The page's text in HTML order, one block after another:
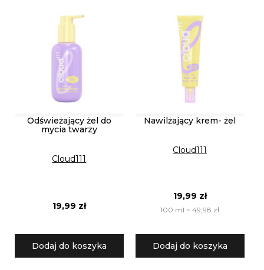
Odświeżający żel do
mycia twarzy
Cloud111
19,99 zł
Dodaj do koszyka
Nawilżający krem- żel
Cloud111
19,99 zł
100 ml = 49,98 zł
Dodaj do koszyka